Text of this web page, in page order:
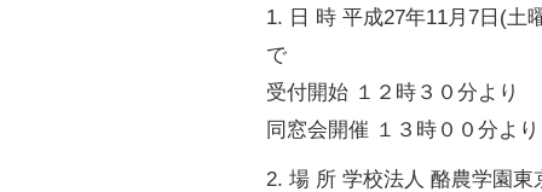
1. 日 時 平成27年11月7日(土
で
受付開始 １２時３０分より
同窓会開催 １３時００分より
2. 場 所 学校法人 酪農学園東